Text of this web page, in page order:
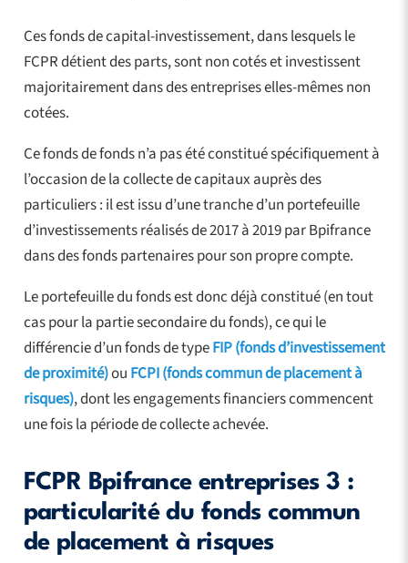
Ces fonds de capital-investissement, dans lesquels le
FCPR détient des parts, sont non cotés et investissent
majoritairement dans des entreprises elles-mêmes non
cotées.
Ce fonds de fonds n’a pas été constitué spécifiquement à
l’occasion de la collecte de capitaux auprès des
particuliers : il est issu d’une tranche d’un portefeuille
d’investissements réalisés de 2017 à 2019 par Bpifrance
dans des fonds partenaires pour son propre compte.
Le portefeuille du fonds est donc déjà constitué (en tout
cas pour la partie secondaire du fonds), ce qui le
différencie d’un fonds de typeFIP (fonds d’investissement
de proximité)ou FCPI (fonds commun de placement à
risques), dont les engagements financiers commencent
une fois la période de collecte achevée.
FCPR Bpifrance entreprises 3 :
particularité du fonds commun
de placement à risques